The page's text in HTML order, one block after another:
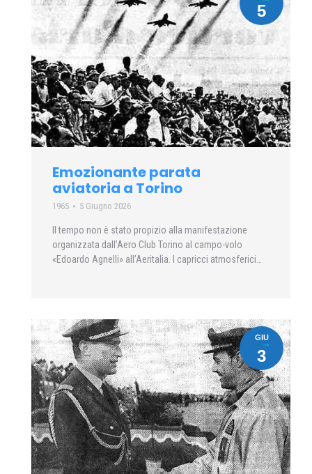
5
Emozionante parata
aviatoria a Torino
1965 5 Giugno 2026
Il tempo non è stato propizio alla manifestazione
organizzata dall’Aero Club Torino al campo-volo
«Edoardo Agnelli» all’Aeritalia. I capricci atmosferici…
GIU
3